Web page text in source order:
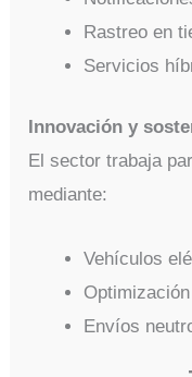
Rastreo en
Servicios
Innovación y
El sector trabaja
mediante:
Vehículos
Envíos